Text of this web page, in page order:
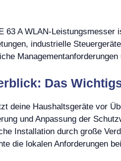
63 A WLAN-
industrielle
Das
deine Haushaltsgeräte vor
und Anpassung der
Installation durch große
die lokalen Anforderungen